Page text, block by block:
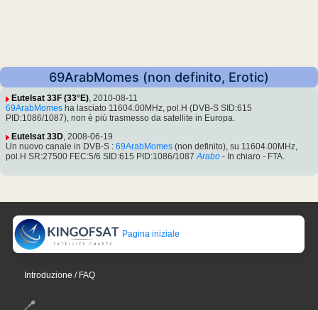
69ArabMomes (non definito, Erotic)
Eutelsat 33F (33°E), 2010-08-11
69ArabMomes ha lasciato 11604.00MHz, pol.H (DVB-S SID:615
PID:1086/1087), non è più trasmesso da satellite in Europa.
Eutelsat 33D, 2008-06-19
Un nuovo canale in DVB-S : 69ArabMomes (non definito), su 11604.00MHz,
pol.H SR:27500 FEC:5/6 SID:615 PID:1086/1087 Arabo - In chiaro - FTA.
Pagina iniziale
Introduzione / FAQ